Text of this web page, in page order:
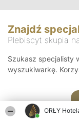
ORŁY
Znajdź
Plebiscyt skupia
Szukasz specjalisty
wyszukiwarkę.